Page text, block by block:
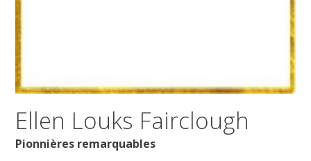
Ellen Louks Fairclough
Pionnières remarquables